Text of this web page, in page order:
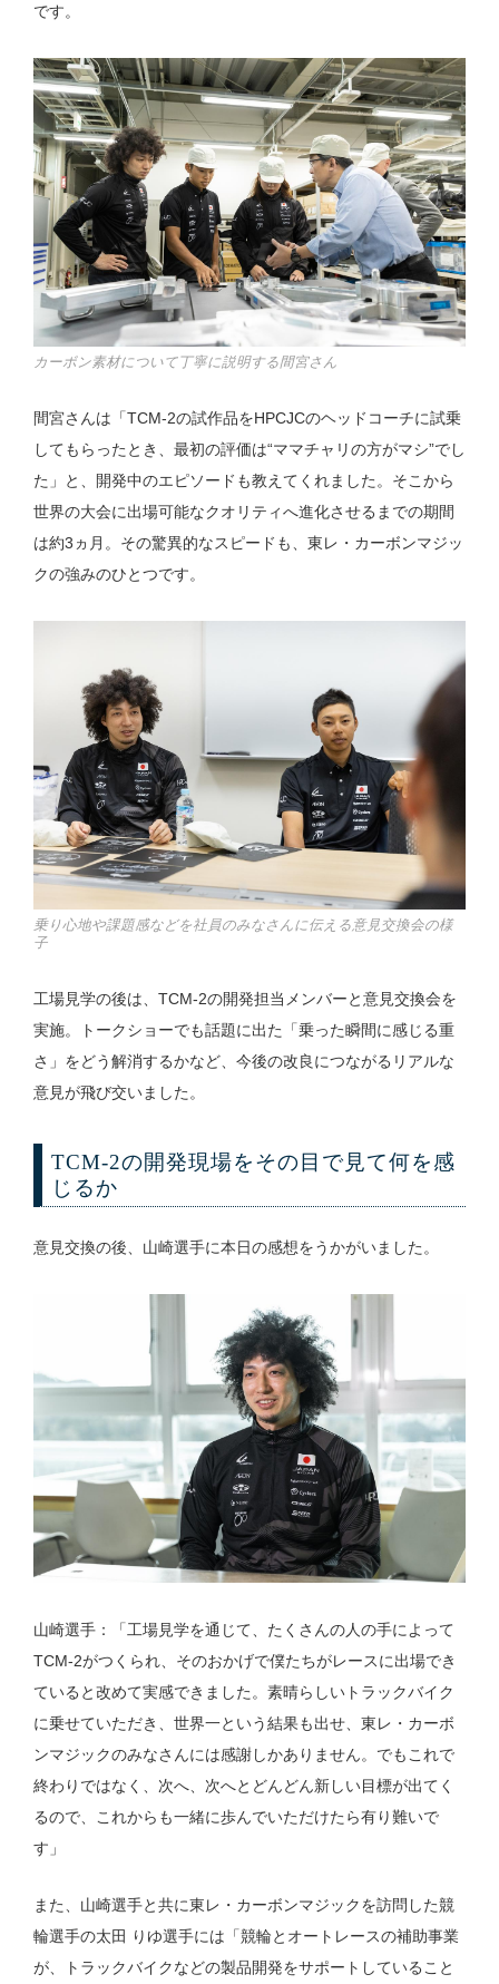
です。
カーボン素材について丁寧に説明する間宮さん
間宮さんは「TCM-2の試作品をHPCJCのヘッドコーチに試乗
してもらったとき、最初の評価は“ママチャリの方がマシ”でし
た」と、開発中のエピソードも教えてくれました。そこから
世界の大会に出場可能なクオリティへ進化させるまでの期間
は約3ヵ月。その驚異的なスピードも、東レ・カーボンマジッ
クの強みのひとつです。
乗り心地や課題感などを社員のみなさんに伝える意見交換会の様
子
工場見学の後は、TCM-2の開発担当メンバーと意見交換会を
実施。トークショーでも話題に出た「乗った瞬間に感じる重
さ」をどう解消するかなど、今後の改良につながるリアルな
意見が飛び交いました。
TCM-2の開発現場をその目で見て何を感
じるか
意見交換の後、山崎選手に本日の感想をうかがいました。
山崎選手：「工場見学を通じて、たくさんの人の手によって
TCM-2がつくられ、そのおかげで僕たちがレースに出場でき
ていると改めて実感できました。素晴らしいトラックバイク
に乗せていただき、世界一という結果も出せ、東レ・カーボ
ンマジックのみなさんには感謝しかありません。でもこれで
終わりではなく、次へ、次へとどんどん新しい目標が出てく
るので、これからも一緒に歩んでいただけたら有り難いで
す」
また、山崎選手と共に東レ・カーボンマジックを訪問した競
輪選手の太田 りゆ選手には「競輪とオートレースの補助事業
が、トラックバイクなどの製品開発をサポートしていること